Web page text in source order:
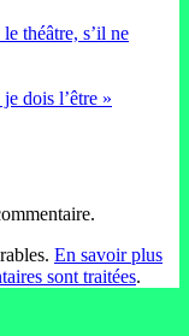
théâtre, s’il ne
dois l’être »
En savoir plus
sont traitées.